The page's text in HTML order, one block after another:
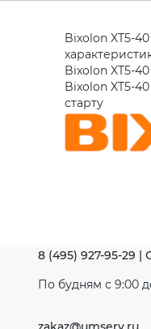
Bixolon XT5-
Bixolon XT5-
Bixolon XT5-
старту
8 (495) 927-95-29 |
По будням с 9:00